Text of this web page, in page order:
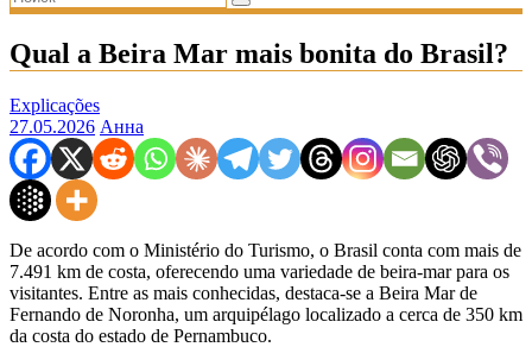
Qual a Beira Mar mais bonita do Brasil?
Explicações
27.05.2026 Анна
De acordo com o Ministério do Turismo, o Brasil conta com mais de
7.491 km de costa, oferecendo uma variedade de beira-mar para os
visitantes. Entre as mais conhecidas, destaca-se a Beira Mar de
Fernando de Noronha, um arquipélago localizado a cerca de 350 km
da costa do estado de Pernambuco.